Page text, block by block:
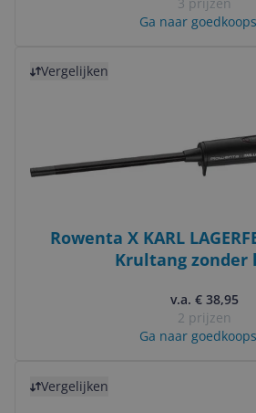
Ga naar
Vergelijken
Rowenta X KARL
Krultang zonder
v.a. € 38,95
2 prijzen
Ga naar
Vergelijken